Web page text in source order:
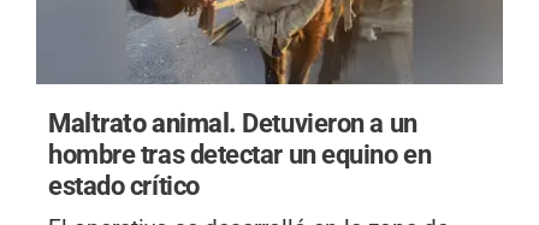
Maltrato animal. Detuvieron a un
hombre tras detectar un equino en
estado crítico